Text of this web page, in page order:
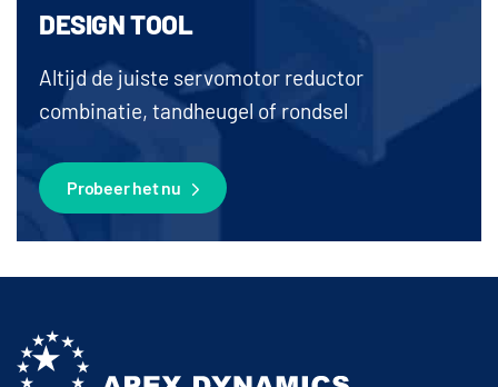
DESIGN TOOL
Altijd de juiste servomotor reductor
combinatie, tandheugel of rondsel
Probeer het nu